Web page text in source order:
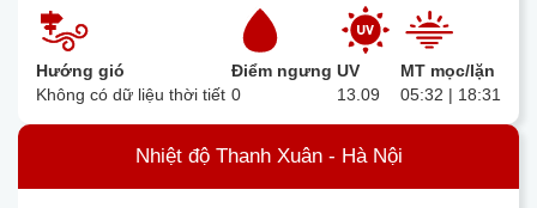
Hướng gió
Không có dữ liệu thời tiết
Điểm ngưng
0
UV
13.09
MT mọc/lặn
05:32 | 18:31
Nhiệt độ Thanh Xuân - Hà Nội